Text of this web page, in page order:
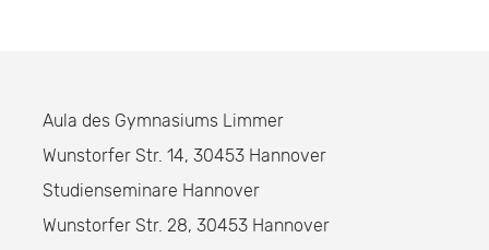
Aula des Gymnasiums Limmer
Wunstorfer Str. 14, 30453 Hannover
Studienseminare Hannover
Wunstorfer Str. 28, 30453 Hannover